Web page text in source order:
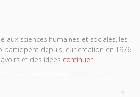
aux sciences humaines et sociales, les
participent depuis leur création en 1976
et des idées continuer